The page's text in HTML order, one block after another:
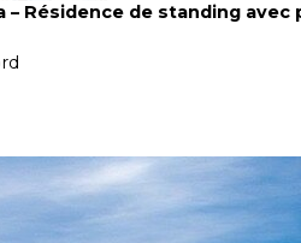
– Résidence de standing avec